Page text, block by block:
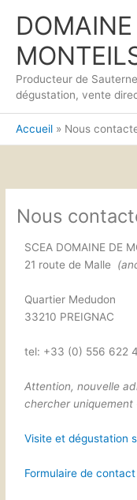
DOMAINE
Producteur de
dégustation, vente
Accueil Nous
Nous
SCEA DOMAINE DE
21 route de Malle
Quartier Medudon
33210 PREIGNAC
tel: +33 (0) 556 622
Attention, nouvelle
chercher uniquement
Visite et dégustation
Formulaire de contact